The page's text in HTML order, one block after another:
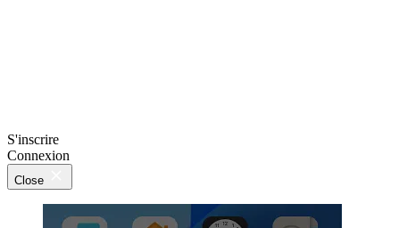
S'inscrire
Connexion
Close